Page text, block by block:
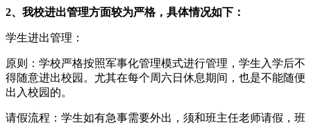
2、我校进出管理方面较为严格，具体情况如下：
学生进出管理：
原则：学校严格按照军事化管理模式进行管理，学生入学后不
得随意进出校园。尤其在每个周六日休息期间，也是不能随便
出入校园的。
请假流程：学生如有急事需要外出，须和班主任老师请假，班